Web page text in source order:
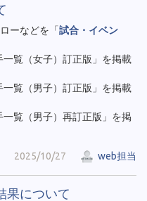
ーなどを「試合・イベン
覧（女子）訂正版」を掲載
覧（男子）訂正版」を掲載
覧（男子）再訂正版」を掲
2025/10/27 web担当
果について